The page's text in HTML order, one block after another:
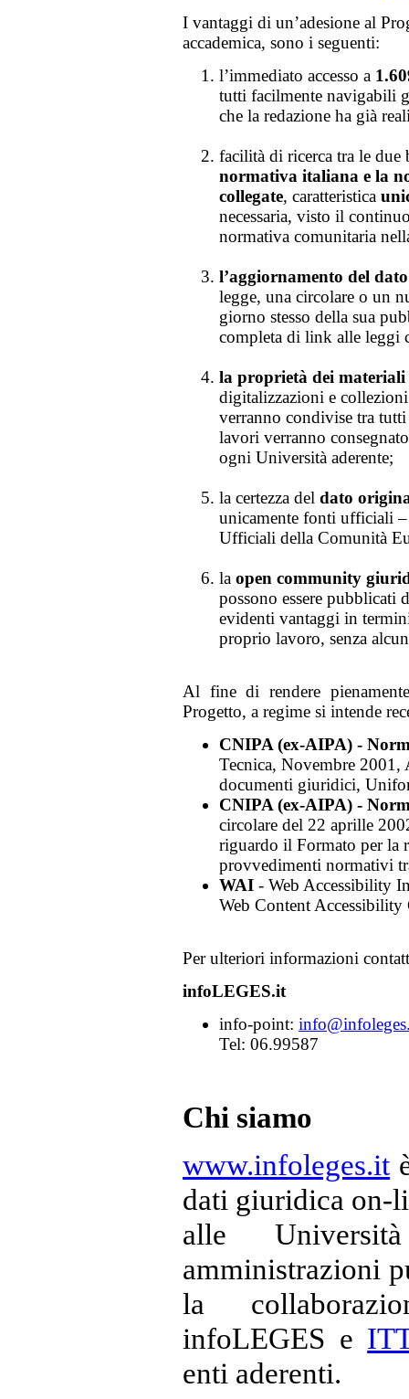
I vantaggi di un’adesione al
accademica, sono i seguenti:
l’immediato accesso a
tutti facilmente navigabili
che la redazione ha già
facilità di ricerca tra le
normativa italiana e la
collegate, caratteristica
necessaria, visto il
normativa comunitaria
l’aggiornamento del
legge, una circolare o un
giorno stesso della sua
completa di link alle leggi
la proprietà dei
digitalizzazioni e
verranno condivise tra
lavori verranno
ogni Università aderente;
la certezza del dato
unicamente fonti ufficiali
Ufficiali della Comunità
la open community
possono essere pubblicati
evidenti vantaggi in
proprio lavoro, senza
Al fine di rendere
Progetto, a regime si intende
CNIPA (ex-AIPA) -
Tecnica, Novembre
documenti giuridici,
CNIPA (ex-AIPA) -
circolare del 22 aprille
riguardo il Formato per la
provvedimenti normativi
WAI - Web Accessibility
Web Content
Per ulteriori informazioni
infoLEGES.it
info-point:
Tel: 06.99587
Chi siamo
www.infoleges.it
dati giuridica on-
alle
amministrazioni
la
infoLEGES e
enti aderenti.